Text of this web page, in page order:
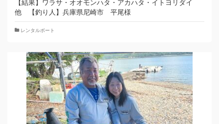
他 【釣り人】兵庫県尼崎市 平尾様
レンタルボート